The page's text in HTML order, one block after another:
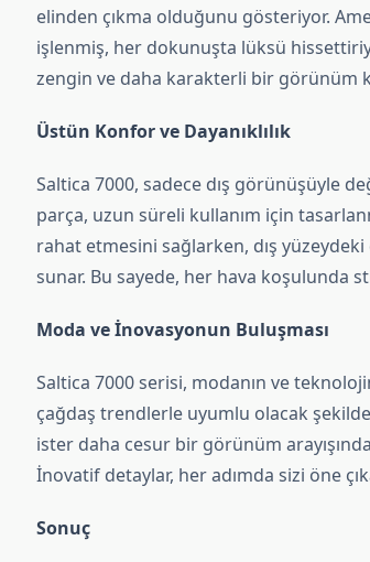
elinden çıkma olduğunu gösteriyor.
işlenmiş, her dokunuşta lüksü
zengin ve daha karakterli bir görünüm
Üstün Konfor ve Dayanıklılık
Saltica 7000, sadece dış görünüşüyle
parça, uzun süreli kullanım için
rahat etmesini sağlarken, dış
sunar. Bu sayede, her hava koşulunda
Moda ve İnovasyonun Buluşması
Saltica 7000 serisi, modanın ve
çağdaş trendlerle uyumlu olacak
ister daha cesur bir görünüm
İnovatif detaylar, her adımda sizi öne
Sonuç